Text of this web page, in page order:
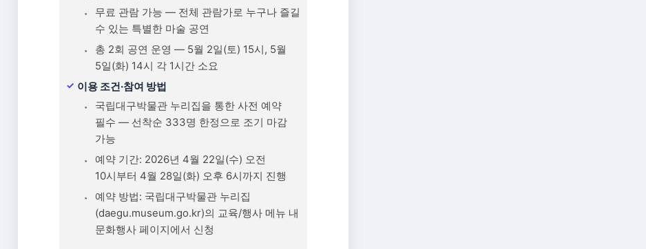
무료 관람 가능 — 전체 관람가로 누구나 즐길
수 있는 특별한 마술 공연
총 2회 공연 운영 — 5월 2일(토) 15시, 5월
5일(화) 14시 각 1시간 소요
이용 조건·참여 방법
국립대구박물관 누리집을 통한 사전 예약
필수 — 선착순 333명 한정으로 조기 마감
가능
예약 기간: 2026년 4월 22일(수) 오전
10시부터 4월 28일(화) 오후 6시까지 진행
예약 방법: 국립대구박물관 누리집
(daegu.museum.go.kr)의 교육/행사 메뉴 내
문화행사 페이지에서 신청